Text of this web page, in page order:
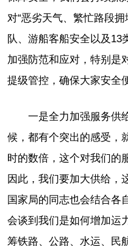
对“恶劣天气、繁忙路段
队、游船客船安全以及13
加强防范和应对，特别是
提级管控，确保大家安全
一是全力加强服务供
候，都有个突出的感受，
时的数倍，这个对我们的
因此，我们要加大供给，
国家局的同志也会结合各
会谈到我们是如何增加运
筹铁路、公路、水运、民